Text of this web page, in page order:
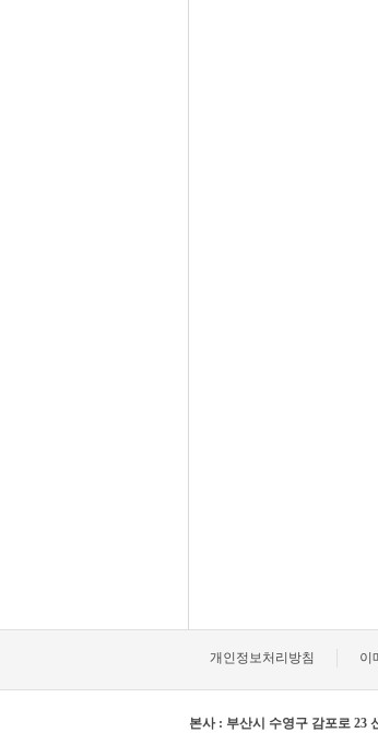
개인정보처리방침 이
본사 : 부산시 수영구 감포로 23